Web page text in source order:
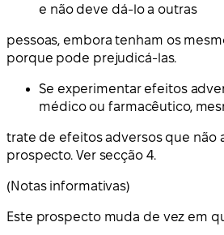
e não deve dá-lo a outras
pessoas, embora tenham os
porque pode prejudicá-las.
Se experimentar efeitos
médico ou farmacêutico,
trate de efeitos adversos que não
prospecto. Ver secção 4.
(Notas informativas)
Este prospecto muda de vez em